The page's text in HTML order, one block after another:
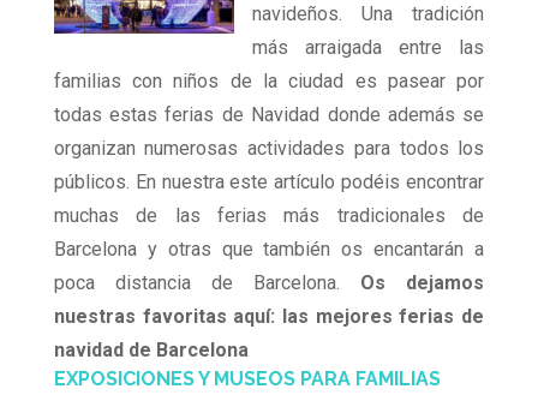
navideños. Una tradición
más arraigada entre las
familias con niños de la ciudad es pasear por
todas estas ferias de Navidad donde además se
organizan numerosas actividades para todos los
públicos. En nuestra este artículo podéis encontrar
muchas de las ferias más tradicionales de
Barcelona y otras que también os encantarán a
poca distancia de Barcelona. Os dejamos
nuestras favoritas aquí: las mejores ferias de
navidad de Barcelona
EXPOSICIONES Y MUSEOS PARA FAMILIAS